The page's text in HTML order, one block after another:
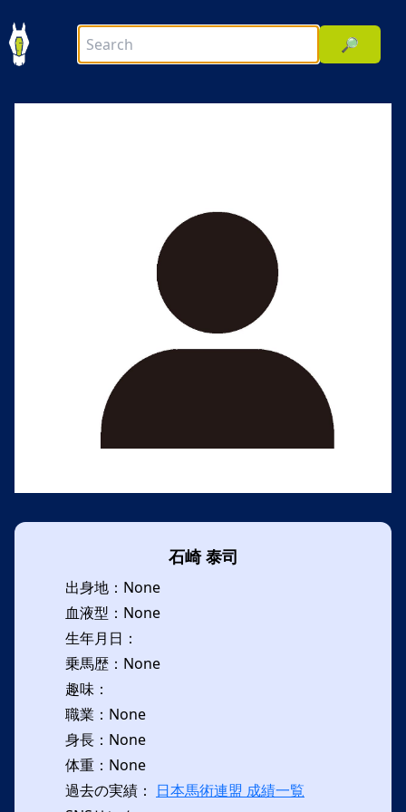
🔎
石崎 泰司
出身地：None
血液型：None
生年月日：
乗馬歴：None
趣味：
職業：None
身長：None
体重：None
過去の実績： 日本馬術連盟 成績一覧